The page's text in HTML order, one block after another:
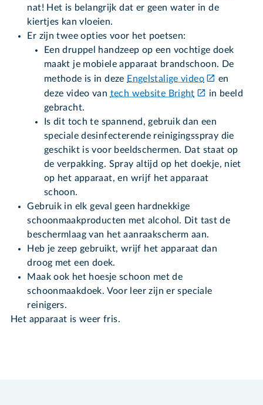
nat! Het is belangrijk dat er geen water in de
kiertjes kan vloeien.
Er zijn twee opties voor het poetsen:
Een druppel handzeep op een vochtige doek
maakt je mobiele apparaat brandschoon. De
methode is in deze Engelstalige video
en
deze video van tech website Bright
in beeld
gebracht.
Is dit toch te spannend, gebruik dan een
speciale desinfecterende reinigingsspray die
geschikt is voor beeldschermen. Dat staat op
de verpakking. Spray altijd op het doekje, niet
op het apparaat, en wrijf het apparaat
schoon.
Gebruik in elk geval geen hardnekkige
schoonmaakproducten met alcohol. Dit tast de
beschermlaag van het aanraakscherm aan.
Heb je zeep gebruikt, wrijf het apparaat dan
droog met een doek.
Maak ook het hoesje schoon met de
schoonmaakdoek. Voor leer zijn er speciale
reinigers.
Het apparaat is weer fris.